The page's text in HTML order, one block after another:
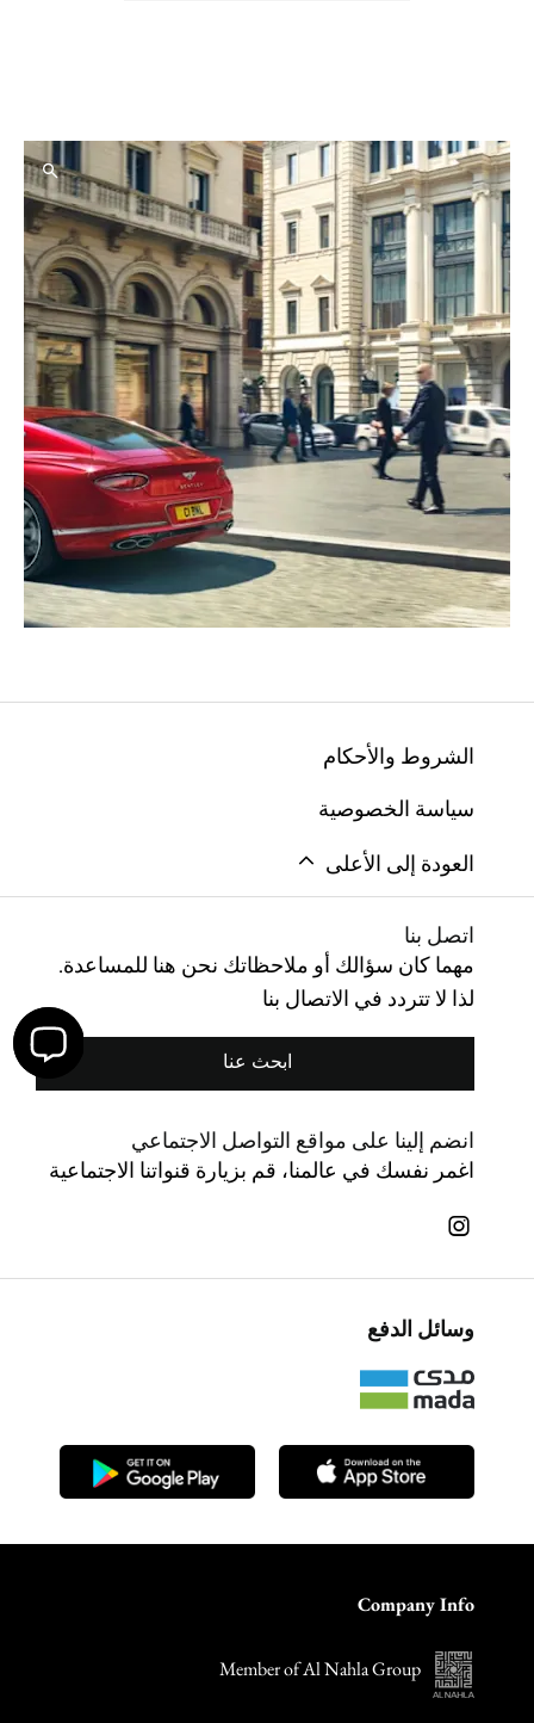
الشروط والأحكام
سياسة الخصوصية
العودة إلى الأعلى
اتصل بنا
مهما كان سؤالك أو ملاحظاتك نحن هنا للمساعدة.
لذا لا تتردد في الاتصال بنا
ابحث عنا
انضم إلينا على مواقع التواصل الاجتماعي
اغمر نفسك في عالمنا، قم بزيارة قنواتنا الاجتماعية
وسائل الدفع
Company Info
Member of Al Nahla Group